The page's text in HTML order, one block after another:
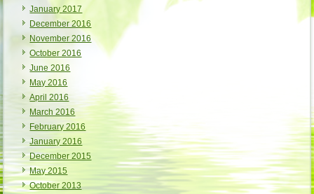
January 2017
December 2016
November 2016
October 2016
June 2016
May 2016
April 2016
March 2016
February 2016
January 2016
December 2015
May 2015
October 2013